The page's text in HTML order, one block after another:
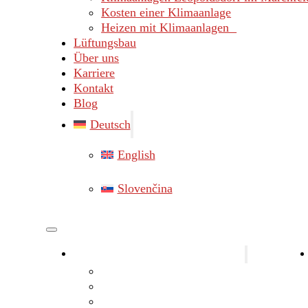
Kosten einer Klimaanlage
Heizen mit Klimaanlagen
Lüftungsbau
Über uns
Karriere
Kontakt
Blog
Deutsch
English
Slovenčina